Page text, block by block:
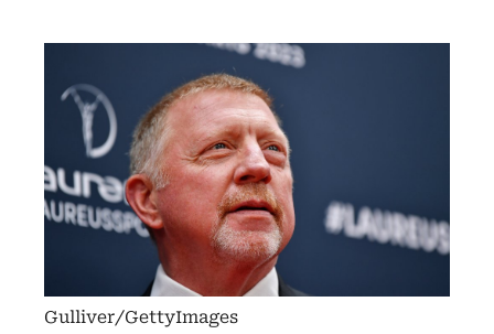
Gulliver/GettyImages